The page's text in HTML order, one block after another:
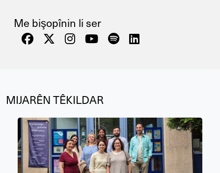
Me bişopînin li ser
MIJARÊN TÊKILDAR